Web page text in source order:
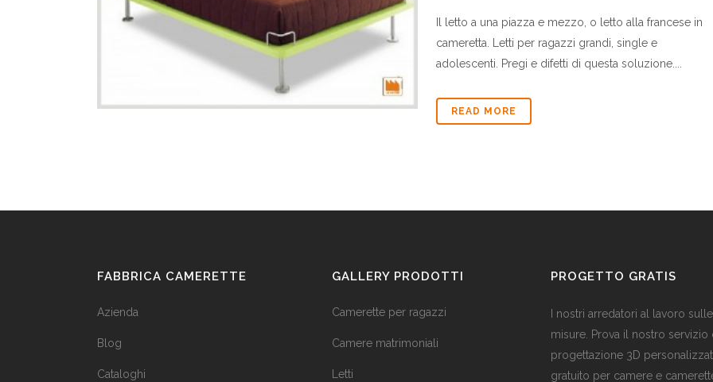
Il letto a una piazza e mezzo, o letto alla francese in
cameretta. Letti per ragazzi grandi, single e
adolescenti. Pregi e difetti di questa soluzione....
READ MORE
FABBRICA CAMERETTE
Azienda
Blog
Cataloghi
GALLERY PRODOTTI
Camerette per ragazzi
Camere matrimoniali
Letti
PROGETTO GRATIS
I nostri arredatori al lavoro
misure. Prova il nostro servizio
progettazione 3D
gratuito per camere e